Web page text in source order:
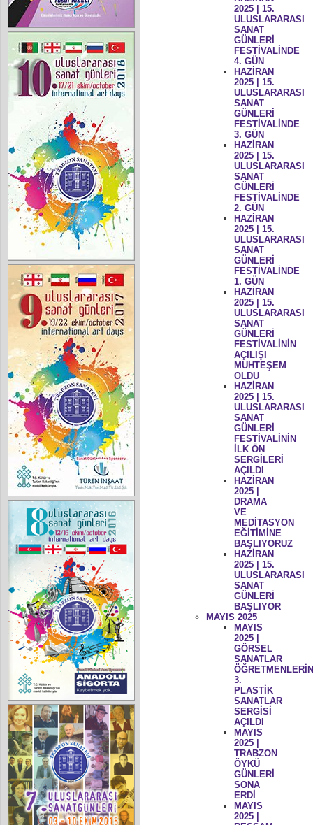
2025 | 15.
ULUSLARARASI
SANAT
GÜNLERİ
FESTİVALİNDE
4. GÜN
HAZİRAN
2025 | 15.
ULUSLARARASI
SANAT
GÜNLERİ
FESTİVALİNDE
3. GÜN
HAZİRAN
2025 | 15.
ULUSLARARASI
SANAT
GÜNLERİ
FESTİVALİNDE
2. GÜN
HAZİRAN
2025 | 15.
ULUSLARARASI
SANAT
GÜNLERİ
FESTİVALİNDE
1. GÜN
HAZİRAN
2025 | 15.
ULUSLARARASI
SANAT
GÜNLERİ
FESTİVALİNİN
AÇILIŞI
MUHTEŞEM
OLDU
HAZİRAN
2025 | 15.
ULUSLARARASI
SANAT
GÜNLERİ
FESTİVALİNİN
İLK ÖN
SERGİLERİ
AÇILDI
HAZİRAN
2025 |
DRAMA
VE
MEDİTASYON
EĞİTİMİNE
BAŞLIYORUZ
HAZİRAN
2025 | 15.
ULUSLARARASI
SANAT
GÜNLERİ
BAŞLIYOR
MAYIS 2025
MAYIS
2025 |
GÖRSEL
SANATLAR
3.
PLASTİK
SANATLAR
SERGİSİ
AÇILDI
MAYIS
2025 |
TRABZON
ÖYKÜ
GÜNLERİ
SONA
ERDİ
MAYIS
2025 |